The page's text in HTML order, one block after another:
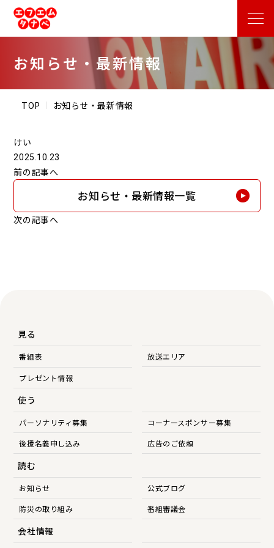
お知らせ・最新情報
TOP お知らせ・最新情報
けい
2025.10.23
前の記事へ
お知らせ・最新情報一覧
次の記事へ
見る
番組表 放送エリア
プレゼント情報
使う
パーソナリティ募集
コーナースポンサー募集
後援名義申し込み
広告のご依頼
読む
お知らせ
公式ブログ
防災の取り組み
番組審議会
会社情報